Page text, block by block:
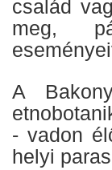
család
meg,
A
- vadon
helyi